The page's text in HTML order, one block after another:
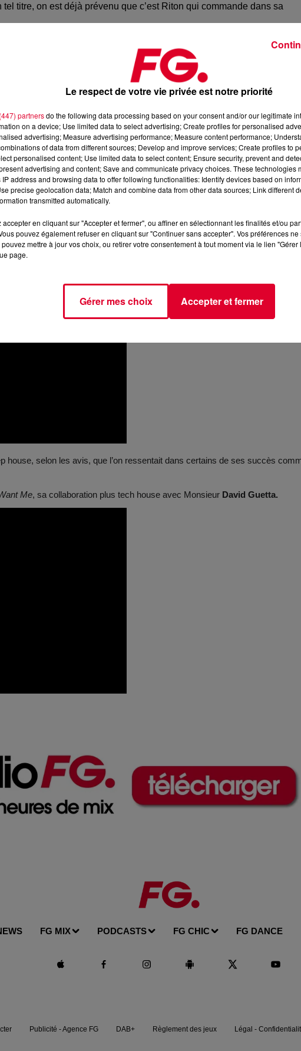
tel titre, on est déjà prévenu que c’est Riton qui commande dans sa
tracks dont les très bons
en
house, selon les avis, que l’on ressentait dans certains de ses succès
Me, sa collaboration plus tech house avec Monsieur David Guetta.
FG MIX PODCASTS FG CHIC FG DANCE
Publicité - Agence FG DAB+ Règlement des jeux Légal -
Le respect de votre vie privée est notre priorité
partnersdo the following data processing based on your consent and/or our legitimate
on a device; Use limited data to select advertising; Create profiles for personalised
advertising; Measure advertising performance; Measure content performance;
of data from different sources; Develop and improve services; Create profiles to
personalised content; Use limited data to select content; Ensure security, prevent and
advertising and content; Save and communicate privacy choices. These technologies
IP address and browsing data to offer following functionalities: Identify devices based on
precise geolocation data; Match and combine data from other data sources; Link different
transmitted automatically.
accepter en cliquant sur "Accepter et fermer", ou affiner en sélectionnant les finalités et/ou
pouvez également refuser en cliquant sur "Continuer sans accepter". Vos préférences
pouvez mettre à jour vos choix, ou retirer votre consentement à tout moment via le lien
page.
Gérer mes choix Accepter et fermer